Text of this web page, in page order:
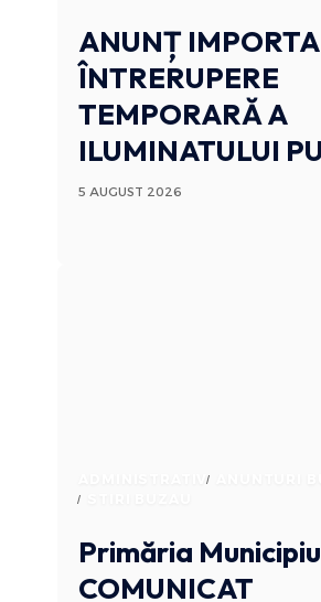
ANUNȚ
ÎNTRERUPERE
TEMPORARĂ A
ILUMINATULUI
5 AUGUST 2026
ADMINISTRATIV
Primăria
COMUNICAT